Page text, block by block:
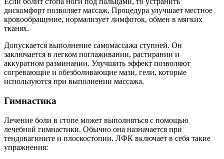
дискомфорт позволяет массаж. Процедура улучшает местное
кровообращение, нормализует лимфоток, обмен в мягких
тканях.
Допускается выполнение самомассажа ступней. Он
заключается в легком поглаживании, растирании и
аккуратном разминании. Улучшить эффект позволяют
согревающие и обезболивающие мази, гели, которые
используются при выполнении массажа.
Гимнастика
Лечение боли в стопе может выполняться с помощью
лечебной гимнастики. Обычно она назначается при
тендовагините и плоскостопии. ЛФК включает в себя такие
упражнения: